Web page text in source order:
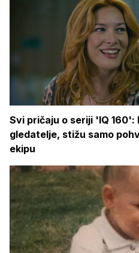
Svi pričaju o seriji 'IQ
gledatelje, stižu samo
ekipu